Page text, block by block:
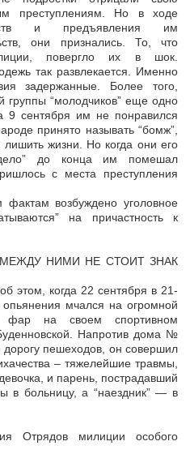
преступлениям. Но в ходе
и предъявления им
они признались. То, что
повергло их в шок.
так развлекается. Именно
задержанные. Более того,
группы “молодчиков” еще одно
9 сентября им не понравился
принято называть “бомж”,
жизни. Но когда они его
до конца им помешал
с места преступления
возбуждено уголовное
на причастность к
НИМИ НЕ СТОИТ ЗНАК
этом, когда 22 сентября в 21-
опьянения мчался на огромной
фар на своем спортивном
Напротив дома №
пешеходов, он совершил
– тяжелейшие травмы,
и парень, пострадавший
в больницу, а “наездник” — в
Отрядов милиции особого